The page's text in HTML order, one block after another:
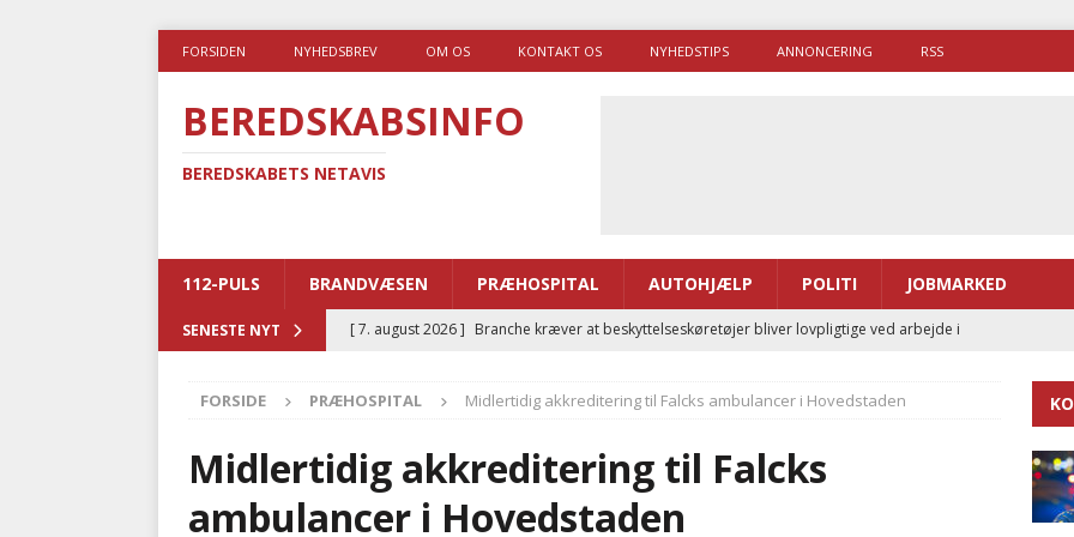
FORSIDEN NYHEDSBREV OM OS KONTAKT OS NYHEDSTIPS ANNONCERING RSS
BEREDSKABSINFO
BEREDSKABETS NETAVIS
112-PULS BRANDVÆSEN PRÆHOSPITAL AUTOHJÆLP POLITI JOBMARKED
SENESTE NYT [ 7. august 2026 ] Branche kræver at beskyttelseskøretøjer bliver lovpligtige ved arbejde i
[ 6. august 2026 ] Brandvæsenernes gennemsnitlige responstid steg med 9 sekunder i 2025
BRANDVÆSEN
[ 5. august 2026 ]
Advarer: Udløb af sygetransporttilladelser kan sende 400.000 kørsler over
i det offentlige
PRÆHOSPITAL
FORSIDE PRÆHOSPITAL Midlertidig akkreditering til Falcks ambulancer i Hovedstaden
Midlertidig akkreditering til Falcks
ambulancer i Hovedstaden